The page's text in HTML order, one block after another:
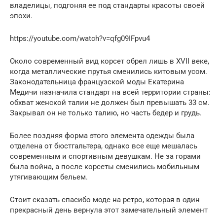
владелицы, подгоняя ее под стандарты красоты своей
эпохи.
https://youtube.com/watch?v=qfg09IFpvu4
Около современный вид корсет обрел лишь в XVII веке,
когда металлические прутья сменились китовым усом.
Законодательница французской моды Екатерина
Медичи назначила стандарт на всей территории страны:
обхват женской талии не должен был превышать 33 см.
Закрывал он не только талию, но часть бедер и грудь.
Более поздняя форма этого элемента одежды была
отделена от бюстгальтера, однако все еще мешалась
современным и спортивным девушкам. Не за горами
была война, а после корсеты сменились мобильным
утягивающим бельем.
Стоит сказать спасибо моде на ретро, которая в один
прекрасный день вернула этот замечательный элемент